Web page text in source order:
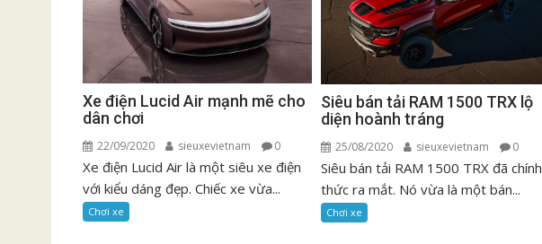
Xe điện Lucid Air mạnh mẽ cho
dân chơi
22/09/2020 sieuxevietnam 0
Xe điện Lucid Air là một siêu xe điện
với kiểu dáng đẹp. Chiếc xe vừa...
Chơi xe
Siêu bán tải RAM 1500 TRX lộ
diện hoành tráng
25/08/2020 sieuxevietnam 0
Siêu bán tải RAM 1500 TRX đã chính
thức ra mắt. Nó vừa là một bán...
Chơi xe